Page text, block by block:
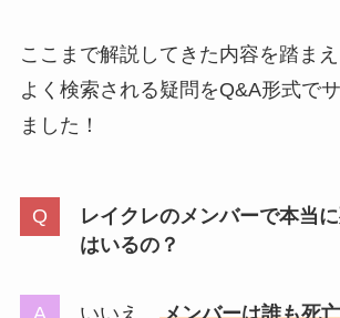
ここまで解説してきた内容を踏ま
よく検索される疑問をQ&A形式で
ました！
レイクレのメンバーで本当
はいるの？